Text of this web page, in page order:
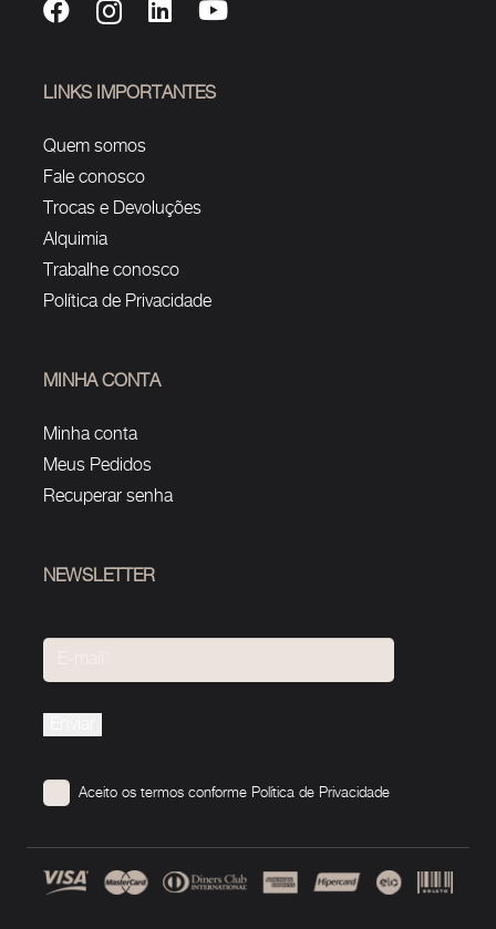
LINKS IMPORTANTES
Quem somos
Fale conosco
Trocas e Devoluções
Alquimia
Trabalhe conosco
Política de Privacidade
MINHA CONTA
Minha conta
Meus Pedidos
Recuperar senha
NEWSLETTER
this
empty.
Aceito os termos conforme Política de Privacidade